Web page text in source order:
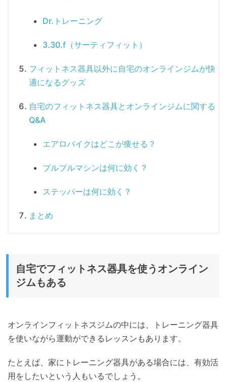
Dr.トレーニング
3.30.f（サーティフィット）
フィットネス器具以外に自宅のオンラインジムが快
適になるグッズ
自宅のフィットネス器具とオンラインジムに関する
Q&A
エアロバイクはどこが痩せる？
ブルブルマシンは何に効く？
ステッパーは何に効く？
まとめ
自宅でフィットネス器具を使うオンライン
ジムもある
オンラインフィットネスジムの中には、トレーニング器具
を使いながら運動ができるレッスンもあります。
たとえば、家にトレーニング器具がある場合には、有効活
用をしたいという人もいるでしょう。